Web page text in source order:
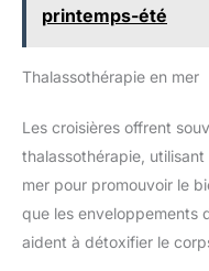
printemps-été
Thalassothérapie en mer
Les croisières offrent
thalassothérapie,
mer pour promouvoir le
que les enveloppements
aident à détoxifier le